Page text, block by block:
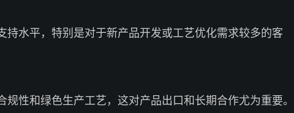
持水平，特别是对于新产品开发或工艺优化需求较多的客
规性和绿色生产工艺，这对产品出口和长期合作尤为重要。